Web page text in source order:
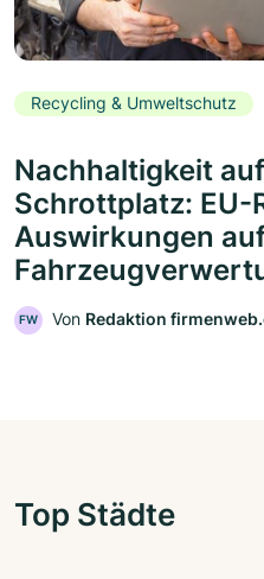
Recycling & Umweltschutz
Nachhaltigkeit
Schrottplatz: EU-
Auswirkungen
FW Von Redaktion
Top Städte